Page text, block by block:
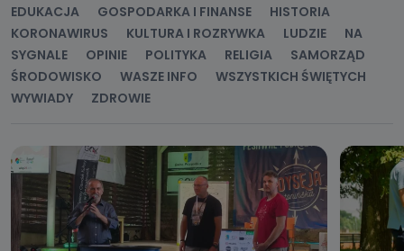
EDUKACJA
GOSPODARKA I FINANSE
HISTORIA
KORONAWIRUS
KULTURA I ROZRYWKA LUDZIE
NA
SYGNALE
OPINIE POLITYKA RELIGIA
SAMORZĄD
ŚRODOWISKO
WASZE INFO
WSZYSTKICH ŚWIĘTYCH
WYWIADY
ZDROWIE